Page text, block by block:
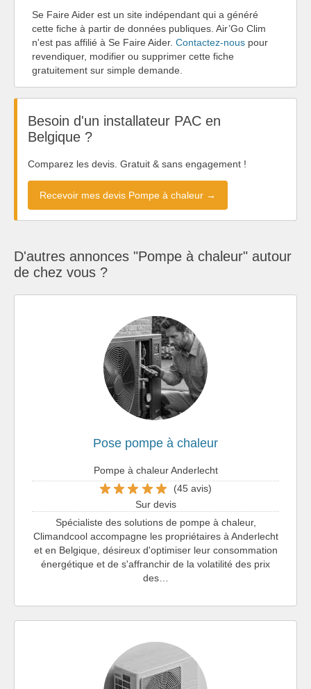
Se Faire Aider est un site indépendant qui a généré
cette fiche à partir de données publiques. Air’Go Clim
n'est pas affilié à Se Faire Aider. Contactez-nous pour
revendiquer, modifier ou supprimer cette fiche
gratuitement sur simple demande.
Besoin d'un installateur PAC en
Belgique ?
Comparez les devis. Gratuit & sans engagement !
Recevoir mes devis Pompe à chaleur →
D'autres annonces "Pompe à chaleur" autour
de chez vous ?
Pose pompe à chaleur
Pompe à chaleur Anderlecht
(45 avis)
Sur devis
Spécialiste des solutions de pompe à chaleur,
Climandcool accompagne les propriétaires à Anderlecht
et en Belgique, désireux d'optimiser leur consommation
énergétique et de s'affranchir de la volatilité des prix
des…